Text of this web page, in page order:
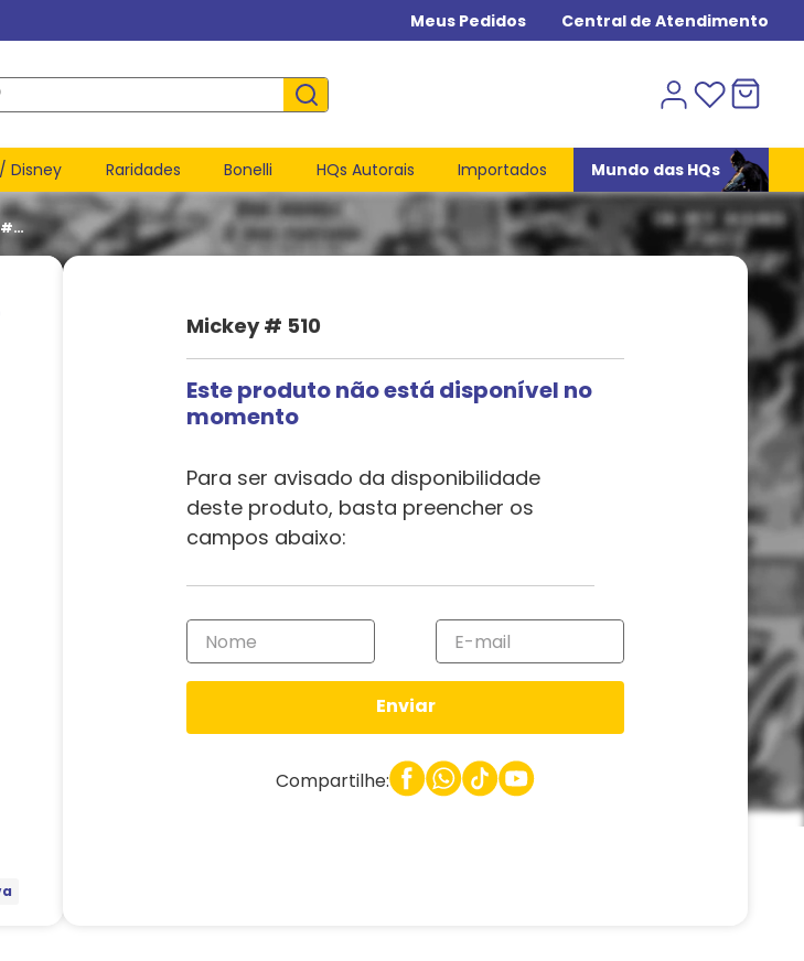
Meus Pedidos Central de Atendimento
Disney Raridades Bonelli HQs Autorais Importados Mundo das HQs
#
Mickey # 510
Este produto não está disponível no
momento
Para ser avisado da disponibilidade
deste produto, basta preencher os
campos abaixo:
Enviar
Compartilhe: